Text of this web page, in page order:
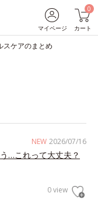
マイページ
0
カート
スケアのまとめ
NEW 2026/07/16
…これって大丈夫？
0 view